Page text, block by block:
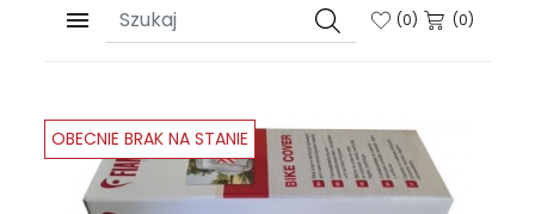
 (0) (0)
OBECNIE BRAK NA STANIE